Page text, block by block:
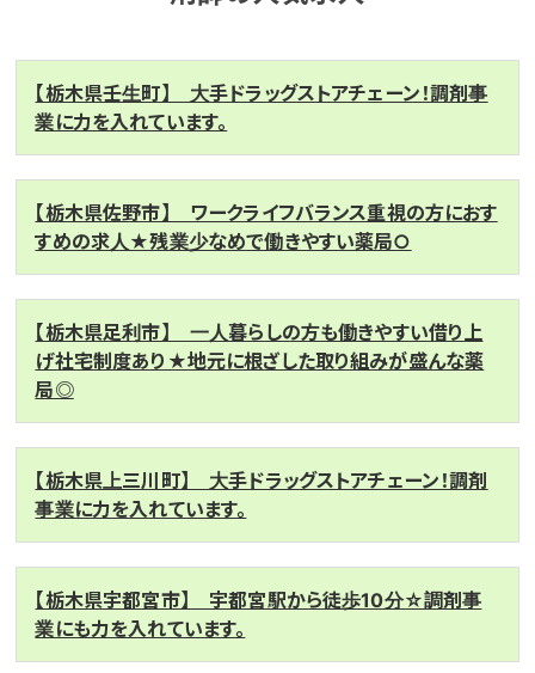
【栃木県壬生町】 大手ドラッグストアチェーン！調剤事
業に力を入れています。
【栃木県佐野市】 ワークライフバランス重視の方におす
すめの求人★残業少なめで働きやすい薬局○
【栃木県足利市】 一人暮らしの方も働きやすい借り上
げ社宅制度あり★地元に根ざした取り組みが盛んな薬
局◎
【栃木県上三川町】 大手ドラッグストアチェーン！調剤
事業に力を入れています。
【栃木県宇都宮市】 宇都宮駅から徒歩10分☆調剤事
業にも力を入れています。